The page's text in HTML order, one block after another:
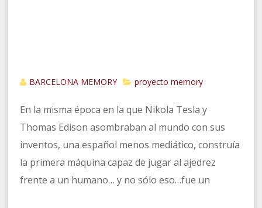
BARCELONA MEMORY proyecto memory
En la misma época en la que Nikola Tesla y
Thomas Edison asombraban al mundo con sus
inventos, una español menos mediático, construía
la primera máquina capaz de jugar al ajedrez
frente a un humano… y no sólo eso…fue un